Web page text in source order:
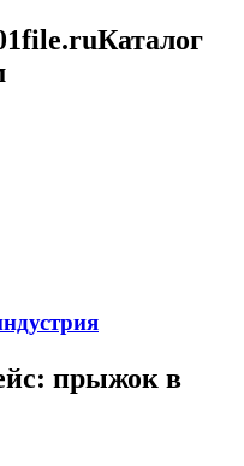
Каталог
прыжок в